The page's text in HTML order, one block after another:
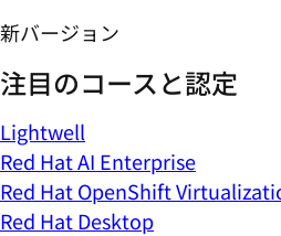
新バージョン
注目のコースと認定
Lightwell
Red Hat AI Enterprise
Red Hat OpenShift
Red Hat Desktop